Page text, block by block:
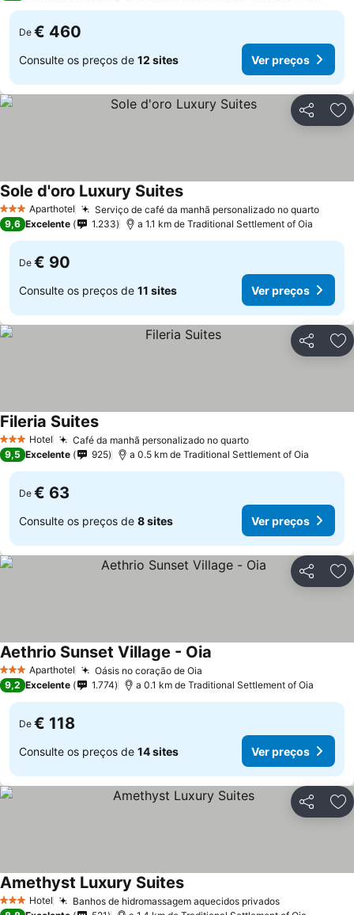
De € 460
Consulte os preços de 12 sites Ver preços
Partilhar
3 EstrelasAparthotel Serviço de café da manhã personalizado no quarto
Sole d'oro Luxury Suites
9,6 Excelente 1.233 a 1.1 km de Traditional Settlement of Oia
De € 90
Consulte os preços de 11 sites Ver preços
Partilhar
3 EstrelasHotel Café da manhã personalizado no quarto
Fileria Suites
9,5 Excelente 925 a 0.5 km de Traditional Settlement of Oia
De € 63
Consulte os preços de 8 sites Ver preços
Partilhar
3 EstrelasAparthotel Oásis no coração de Oia
Aethrio Sunset Village - Oia
9,2 Excelente 1.774 a 0.1 km de Traditional Settlement of Oia
De € 118
Consulte os preços de 14 sites Ver preços
Partilhar
3 EstrelasHotel Banhos de hidromassagem aquecidos privados
Amethyst Luxury Suites